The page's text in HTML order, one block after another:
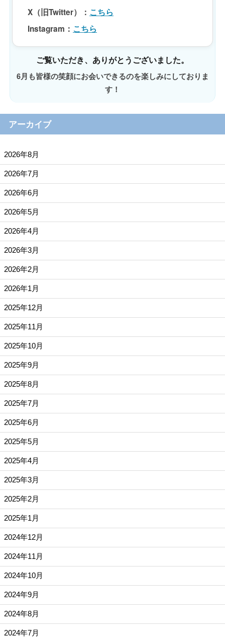
X（旧Twitter）
： こちら
Instagram ： こちら
ご覧いただき、ありがとうございました。
6月も皆様の笑顔にお会いできるのを楽しみにしておりま
す！
アーカイブ
2026年8月
2026年7月
2026年6月
2026年5月
2026年4月
2026年3月
2026年2月
2026年1月
2025年12月
2025年11月
2025年10月
2025年9月
2025年8月
2025年7月
2025年6月
2025年5月
2025年4月
2025年3月
2025年2月
2025年1月
2024年12月
2024年11月
2024年10月
2024年9月
2024年8月
2024年7月